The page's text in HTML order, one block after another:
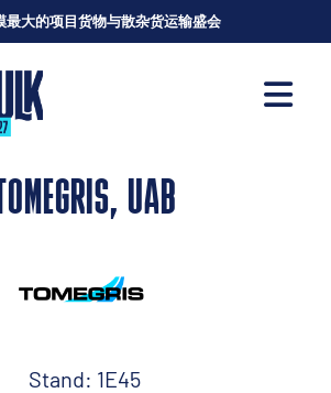
最大的项目货物与散杂货运输盛会
UAB
Stand: 1E45